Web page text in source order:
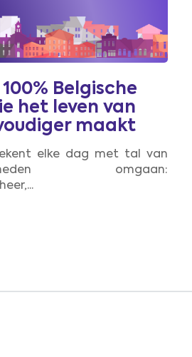
Belgische
het leven van
maakt
elke dag met tal van
omgaan: